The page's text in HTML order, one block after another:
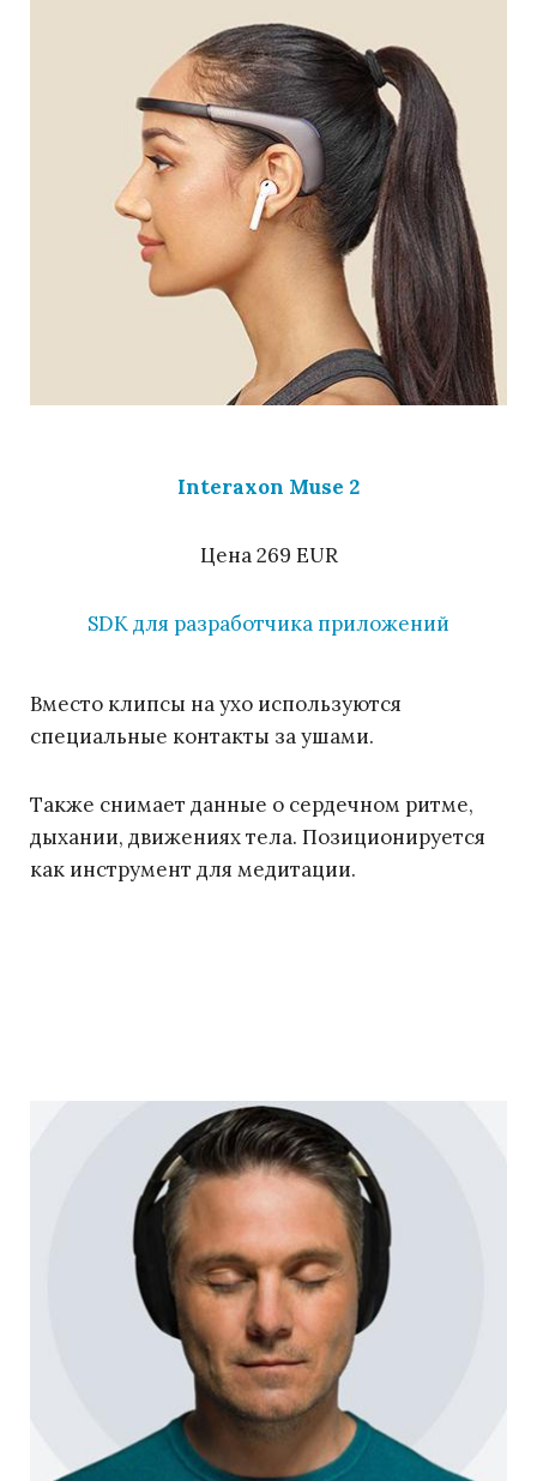
Interaxon Muse 2
Цена 269 EUR
SDK для разработчика приложений
Вместо клипсы на ухо используются
специальные контакты за ушами.
Также снимает данные о сердечном ритме,
дыхании, движениях тела. Позиционируется
как инструмент для медитации.